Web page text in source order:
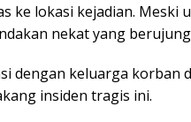
ke lokasi kejadian. Meski
nekat yang
dengan keluarga korban
insiden tragis ini.